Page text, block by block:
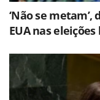
‘Não se
EUA nas